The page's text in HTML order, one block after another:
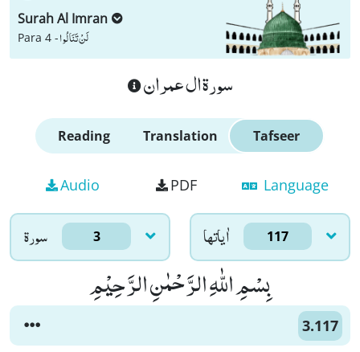
Surah Al Imran
Para 4 -لَنْ تَنَالُوا
سورة ال عمران
Reading Translation Tafseer
Audio PDF Language
سورۃ 3 اٰياتها 117
بِسْمِ اللّٰهِ الرَّحْمٰنِ الرَّحِیْمِ
3.117